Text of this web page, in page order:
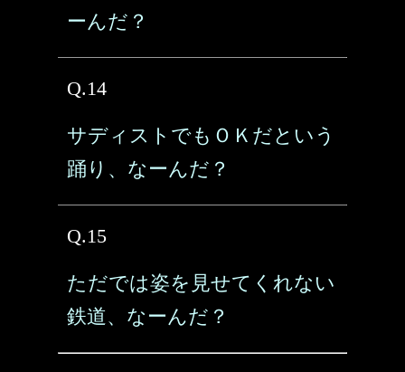
ーんだ？
Q.14
サディストでもＯＫだという
踊り、なーんだ？
Q.15
ただでは姿を見せてくれない
鉄道、なーんだ？